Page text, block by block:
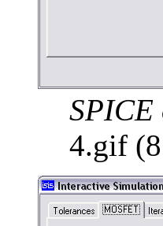
SPICE
4.gif